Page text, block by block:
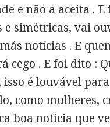
e não a aceita .
simétricas, vai
notícias . E
cego . E foi dito :
isso é louvável
como mulheres,
boa notícia que